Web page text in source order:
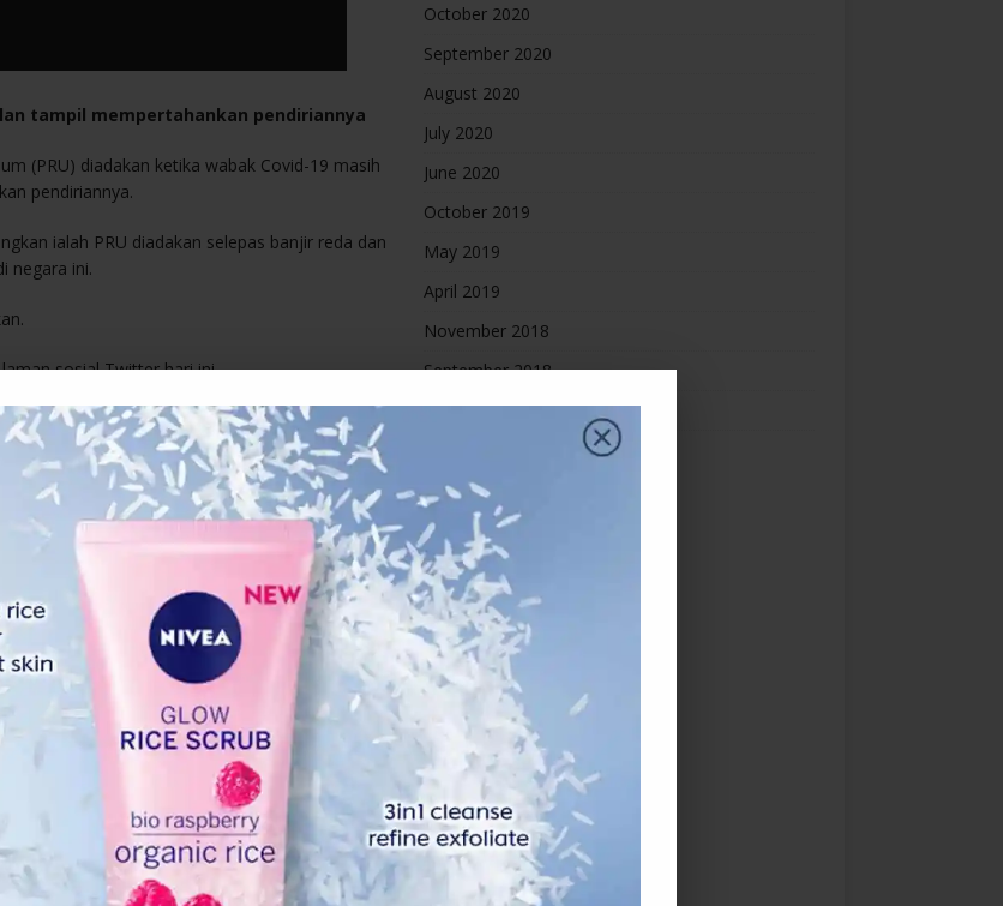
tampil mempertahankan pendiriannya
(PRU) diadakan ketika wabak Covid-19 masih
pendiriannya.
ialah PRU diadakan selepas banjir reda dan
negara ini.
sosial Twitter hari ini.
(SPR) menyatakan bahawa PRU boleh
ketat.
OK PRU dengan SOP yang ketat.
hari kenapa tak boleh cuma satu hari beratur
Vaksin COVID-19 (JKJAV), Khairy
vaksinasi dalam tempoh kurang 18 bulan
Covid-19.
bahawa negara ini dijangka merekodkan
pada akhir Mei, jika kadar nilai
October 2020
September 2020
August 2020
July 2020
June 2020
October 2019
May 2019
April 2019
November 2018
September 2018
August 2018